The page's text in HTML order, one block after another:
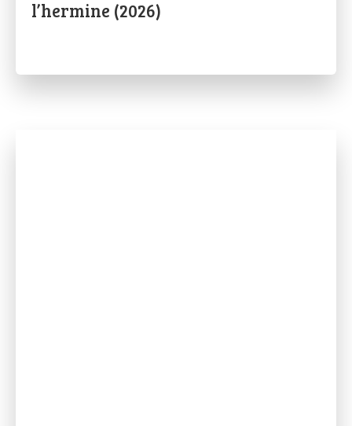
l’hermine (2026)